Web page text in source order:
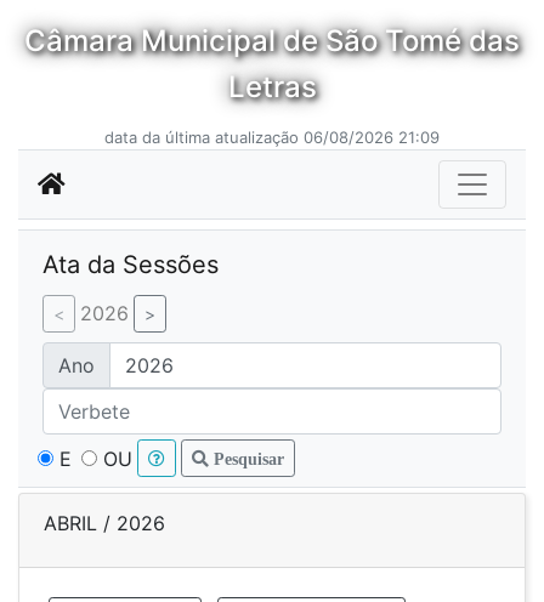
Câmara Municipal de São Tomé das
Letras
data da última atualização 06/08/2026 21:09
Ata da Sessões
2026
Ano
E OU Pesquisar
ABRIL / 2026